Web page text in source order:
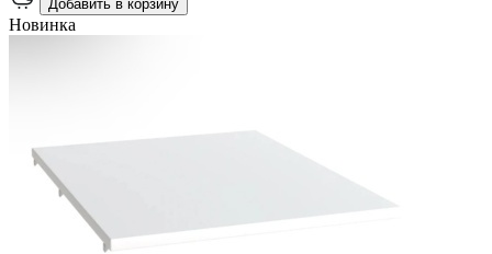
Добавить в корзину
Новинка